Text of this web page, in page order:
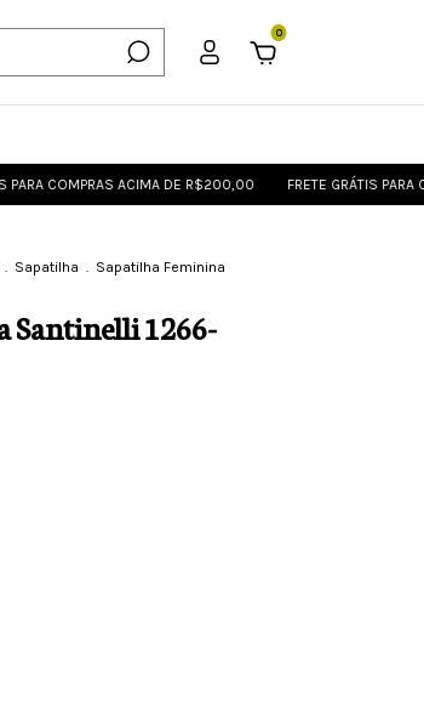
0
ACIMA DE R$200,00 FRETE GRÁTIS PARA
. Sapatilha . Sapatilha Feminina
Santinelli 1266-